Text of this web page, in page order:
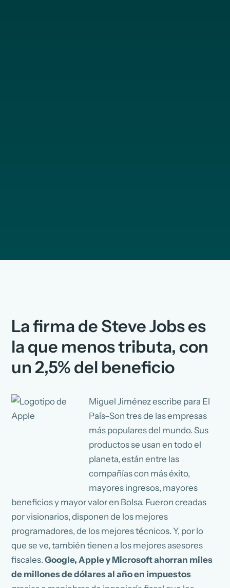
La firma de Steve Jobs es
la que menos tributa, con
un 2,5% del beneficio
Miguel Jiménez escribe para El
País–Son tres de las empresas
más populares del mundo. Sus
productos se usan en todo el
planeta, están entre las
compañías con más éxito,
mayores ingresos, mayores
beneficios y mayor valor en Bolsa. Fueron creadas
por visionarios, disponen de los mejores
programadores, de los mejores técnicos. Y, por lo
que se ve, también tienen a los mejores asesores
fiscales. Google, Apple y Microsoft ahorran miles
de millones de dólares al año en impuestos